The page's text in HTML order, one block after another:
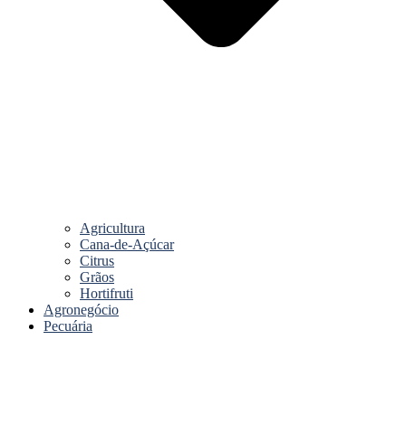
Agricultura
Cana-de-Açúcar
Citrus
Grãos
Hortifruti
Agronegócio
Pecuária